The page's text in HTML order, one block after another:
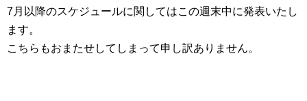
7月以降のスケジュールに関してはこの週末中に発表いたし
ます。
こちらもおまたせしてしまって申し訳ありません。